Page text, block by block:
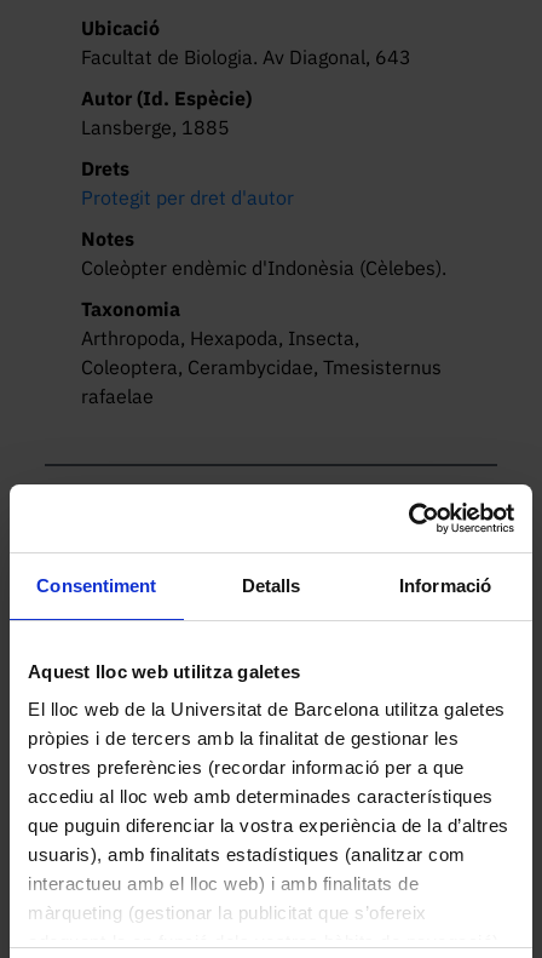
Consentiment Detalls Informació
Aquest lloc web utilitza galetes
El lloc web de la Universitat de Barcelona utilitza galetes
pròpies i de tercers amb la finalitat de gestionar les
vostres preferències (recordar informació per a que
accediu al lloc web amb determinades característiques
que puguin diferenciar la vostra experiència de la d’altres
usuaris), amb finalitats estadístiques (analitzar com
interactueu amb el lloc web) i amb finalitats de
màrqueting (gestionar la publicitat que s’ofereix
Ubicació
Facultat de Biologia. Av Diagonal, 643
Autor (Id. Espècie)
Lansberge, 1885
Drets
Protegit per dret d'autor
Notes
Coleòpter endèmic d'Indonèsia (Cèlebes).
Taxonomia
Arthropoda, Hexapoda, Insecta,
Coleoptera, Cerambycidae, Tmesisternus
rafaelae
Sturnus vulgaris (estornell)